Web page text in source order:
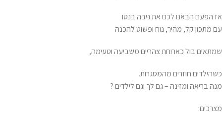
אז הפעם הבאנו לכם את ניבה בנטו
עם מתכון קל, מהיר, נוח ופשוט להכנה
שמתאים בול כארוחת צהריים משביעה וטעימה,
כשהילדים חוזרים מהמסגרות.
מנה בריאה ומזינה – גם לך וגם לילדים ?
מצרכים: